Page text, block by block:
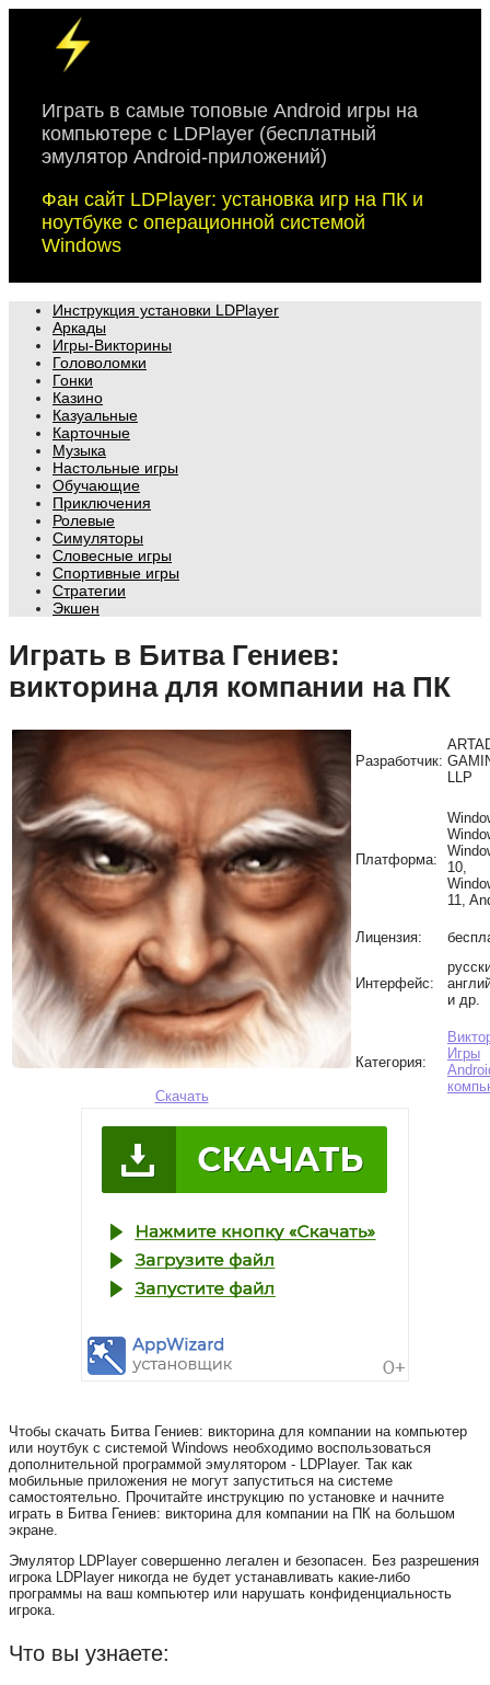
content
Играть в самые топовые Android игры на
компьютере с LDPlayer (бесплатный
эмулятор Android-приложений)
Фан сайт LDPlayer: установка игр на ПК и
ноутбуке с операционной системой
Windows
Инструкция установки LDPlayer
Аркады
Игры-Викторины
Головоломки
Гонки
Казино
Казуальные
Карточные
Музыка
Настольные игры
Обучающие
Приключения
Ролевые
Симуляторы
Словесные игры
Спортивные игры
Стратегии
Экшен
Играть в Битва Гениев:
викторина для компании на ПК
Скачать
Разработчик:
LLP
Платформа:
10,
11,
Лицензия:
Интерфейс:
и др.
Категория:
Игры
Чтобы скачать Битва Гениев: викторина для компании на компьютер
или ноутбук с системой Windows необходимо воспользоваться
дополнительной программой эмулятором - LDPlayer. Так как
мобильные приложения не могут запуститься на системе
самостоятельно. Прочитайте инструкцию по установке и начните
играть в Битва Гениев: викторина для компании на ПК на большом
экране.
Эмулятор LDPlayer совершенно легален и безопасен. Без разрешения
игрока LDPlayer никогда не будет устанавливать какие-либо
программы на ваш компьютер или нарушать конфиденциальность
игрока.
Что вы узнаете: